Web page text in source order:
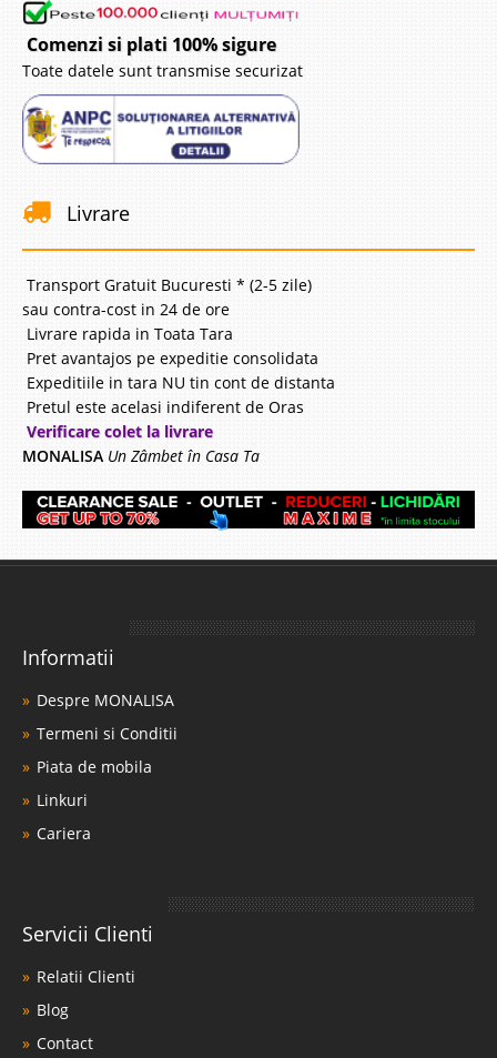
Comenzi si plati 100% sigure
Toate datele sunt transmise securizat
Livrare
Transport Gratuit Bucuresti * (2-5 zile)
sau contra-cost in 24 de ore
Livrare rapida in Toata Tara
Pret avantajos pe expeditie consolidata
Expeditiile in tara NU tin cont de distanta
Pretul este acelasi indiferent de Oras
Verificare colet la livrare
MONALISA Un Zâmbet în Casa Ta
Informatii
Despre MONALISA
Termeni si Conditii
Piata de mobila
Linkuri
Cariera
Servicii Clienti
Relatii Clienti
Blog
Contact